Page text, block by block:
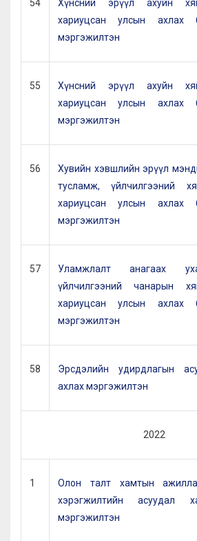
54
Хүнсний эрүүл ахуйн
хариуцсан улсын ахлах
мэргэжилтэн
55
Хүнсний эрүүл ахуйн
хариуцсан улсын ахлах
мэргэжилтэн
56
Хувийн хэвшлийн эрүүл
тусламж, үйлчилгээний
хариуцсан улсын ахлах
мэргэжилтэн
57
Уламжлалт анагаах
үйлчилгээний чанарын
хариуцсан улсын ахлах
мэргэжилтэн
58
Эрсдэлийн удирдлагын
ахлах мэргэжилтэн
2022
1
Олон талт хамтын
хэрэгжилтийн асуудал
мэргэжилтэн